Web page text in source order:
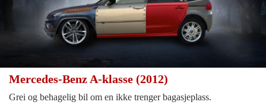
Mercedes-Benz A-klasse (2012)
Grei og behagelig bil om en ikke trenger bagasjeplass.